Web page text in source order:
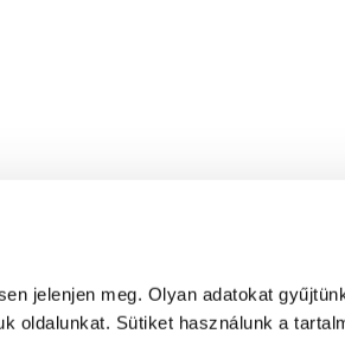
jelenjen meg. Olyan adatokat
oldalunkat. Sütiket használunk a